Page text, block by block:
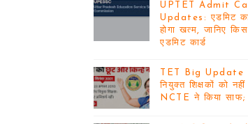
UPTET Admit
Updates: एडमिट
होगा खत्म, जानिए
एडमिट कार्ड
TET Big Update
नियुक्त शिक्षकों को नहीं
NCTE ने किया